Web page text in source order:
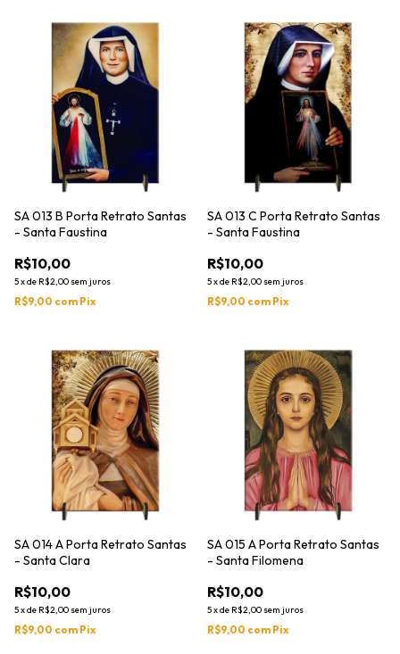
SA 013 B Porta Retrato Santas
- Santa Faustina
R$10,00
5xde R$2,00 sem juros
R$9,00 com Pix
SA 013 C Porta Retrato Santas
- Santa Faustina
R$10,00
5xde R$2,00 sem juros
R$9,00 com Pix
SA 014 A Porta Retrato Santas
- Santa Clara
R$10,00
5xde R$2,00 sem juros
R$9,00 com Pix
SA 015 A Porta Retrato Santas
- Santa Filomena
R$10,00
5xde R$2,00 sem juros
R$9,00 com Pix